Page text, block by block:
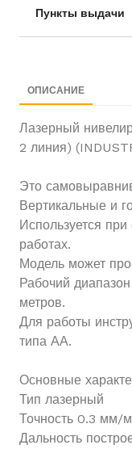
заказе свыше
Пункты выдачи
ОПИСАНИЕ
Лазерный
2 линия)
Это
Вертикальные и
Используется
работах.
Модель может
Рабочий
метров.
Для работы
типа АА.
Основные
Тип лазерный
Точность 0.3 мм/м
Дальность